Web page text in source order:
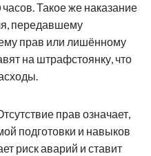
Такое же наказание
передавшему
прав или лишённому
на штрафстоянку, что
прав означает,
подготовки и навыков
риск аварий и ставит